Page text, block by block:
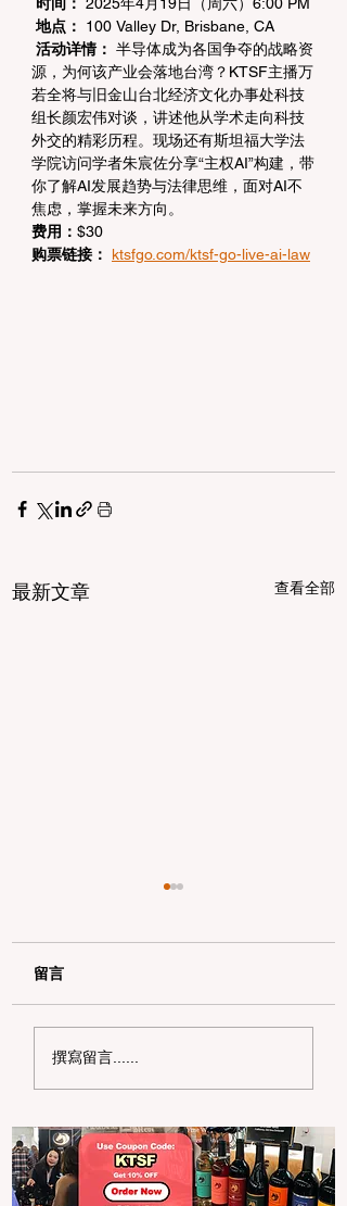
地点：
100 Valley Dr, Brisbane, CA
活动详情： 半导体成为各国争夺的战略资
源，为何该产业会落地台湾？KTSF主播万
若全将与旧金山台北经济文化办事处科技
组长颜宏伟对谈，讲述他从学术走向科技
外交的精彩历程。现场还有斯坦福大学法
学院访问学者朱宸佐分享“主权AI”构建，带
你了解AI发展趋势与法律思维，面对AI不
焦虑，掌握未来方向。
费用： $30
购票链接：
ktsfgo.com/ktsf-go-live-ai-law
最新文章 查看全部
加州带狗徒步全解析：
留言
撰寫留言......